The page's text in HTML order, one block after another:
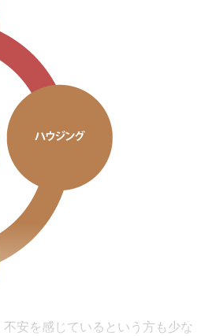
安を感じているという方も少な